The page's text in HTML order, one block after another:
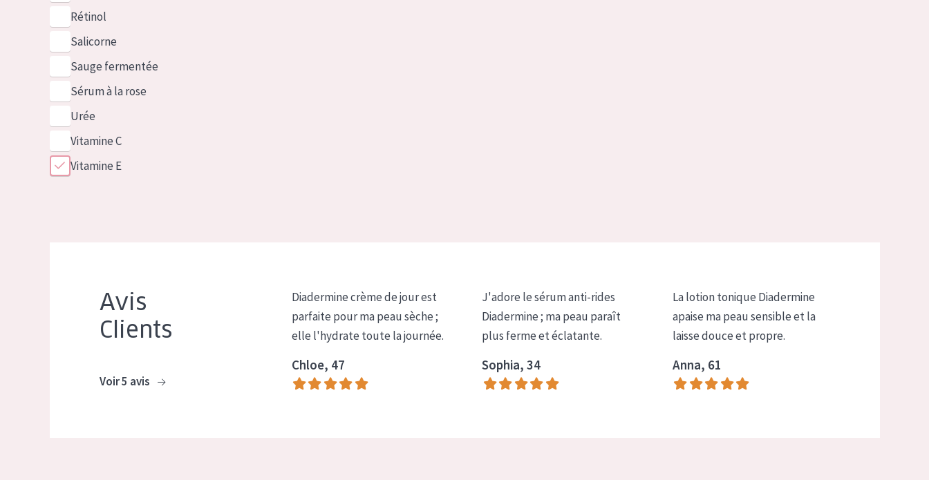
Rétinol
Salicorne
Sauge fermentée
Sérum à la rose
Urée
Vitamine C
Vitamine E
Avis
Clients
Voir 5 avis
Diadermine crème de jour est
parfaite pour ma peau sèche ;
elle l'hydrate toute la journée.
Chloe, 47
J'adore le sérum anti-rides
Diadermine ; ma peau paraît
plus ferme et éclatante.
Sophia, 34
La lotion tonique Diadermine
apaise ma peau sensible et la
laisse douce et propre.
Anna, 61